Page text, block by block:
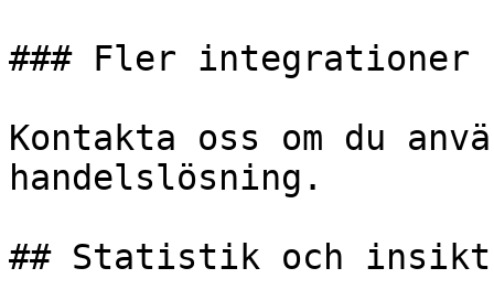
### Fler integrationer
Kontakta oss om du
handelslösning.
## Statistik och insikt